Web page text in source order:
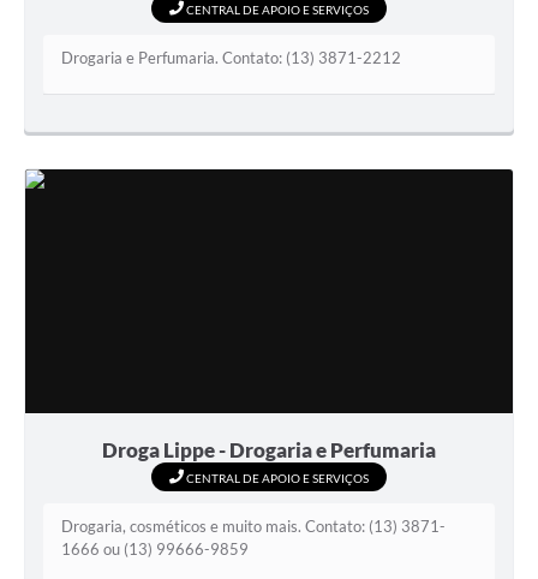
CENTRAL DE APOIO E SERVIÇOS
Drogaria e Perfumaria. Contato: (13) 3871-2212
Droga Lippe - Drogaria e Perfumaria
CENTRAL DE APOIO E SERVIÇOS
Drogaria, cosméticos e muito mais. Contato: (13) 3871-
1666 ou (13) 99666-9859